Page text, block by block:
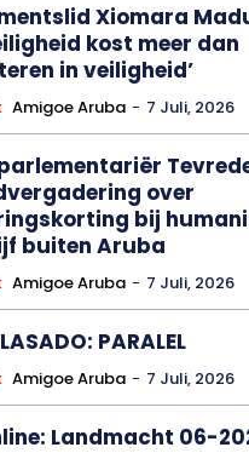
Xiomara
kost meer dan
in veiligheid’
Amigoe Aruba - 7 Juli, 2026
over
bij
buiten Aruba
Amigoe Aruba - 7 Juli, 2026
PARALEL
Amigoe Aruba - 7 Juli, 2026
Landmacht 06-